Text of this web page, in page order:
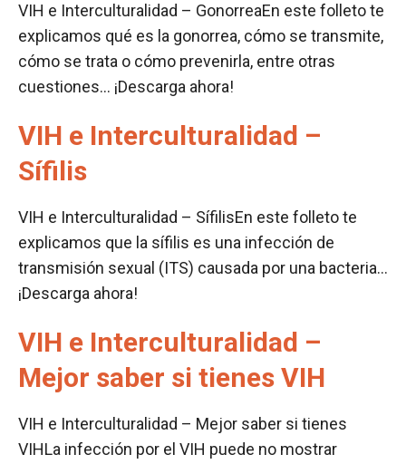
VIH e Interculturalidad – GonorreaEn este folleto te
explicamos qué es la gonorrea, cómo se transmite,
cómo se trata o cómo prevenirla, entre otras
cuestiones… ¡Descarga ahora!
VIH e Interculturalidad –
Sífilis
VIH e Interculturalidad – SífilisEn este folleto te
explicamos que la sífilis es una infección de
transmisión sexual (ITS) causada por una bacteria…
¡Descarga ahora!
VIH e Interculturalidad –
Mejor saber si tienes VIH
VIH e Interculturalidad – Mejor saber si tienes
VIHLa infección por el VIH puede no mostrar